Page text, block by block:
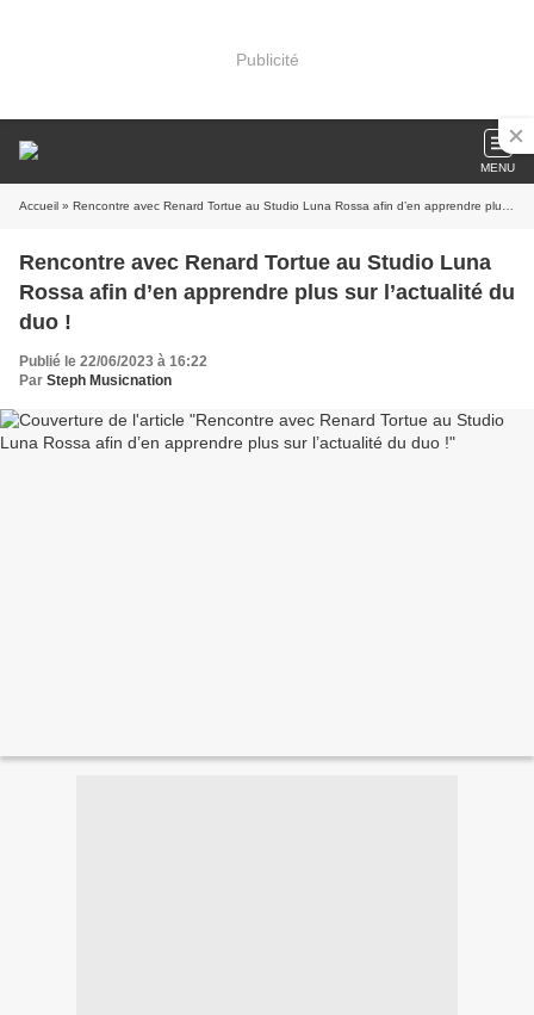
Publicité
MENU
Accueil » Rencontre avec Renard Tortue au Studio Luna Rossa afin d’en apprendre plus sur l’actualité du duo !
Rencontre avec Renard Tortue au Studio Luna
Rossa afin d’en apprendre plus sur l’actualité du
duo !
Publié le 22/06/2023 à 16:22
Par Steph Musicnation